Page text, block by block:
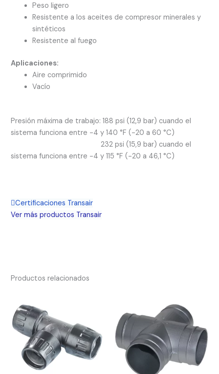
Peso ligero
Resistente a los aceites de compresor minerales y
sintéticos
Resistente al fuego
Aplicaciones:
Aire comprimido
Vacío
Presión máxima de trabajo: 188 psi (12,9 bar) cuando el
sistema funciona entre -4 y 140 °F (-20 a 60 °C)
232 psi (15,9 bar) cuando el
sistema funciona entre -4 y 115 °F (-20 a 46,1 °C)
Certificaciones Transair
Ver más productos Transair
Productos relacionados